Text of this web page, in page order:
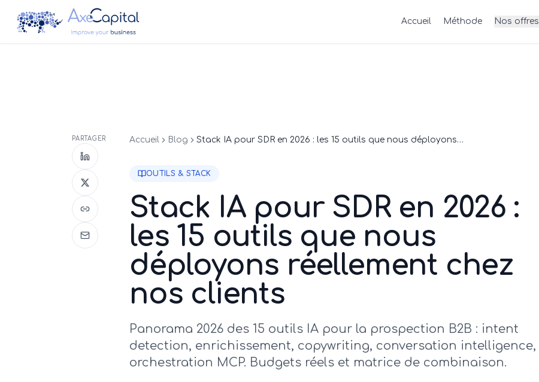
Accueil Méthode Nos offres
PARTAGER Accueil Blog Stack IA pour SDR en 2026 : les 15 outils que nous déployons réellement chez nos clients
OUTILS & STACK
Stack IA pour SDR en 2026 :
les 15 outils que nous
déployons réellement chez
nos clients
Panorama 2026 des 15 outils IA pour la prospection B2B : intent
detection, enrichissement, copywriting, conversation intelligence,
orchestration MCP. Budgets réels et matrice de combinaison.